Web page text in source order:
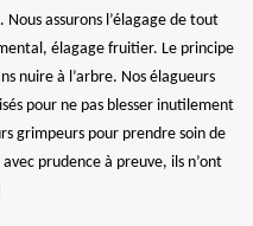
assurons l’élagage de tout
élagage fruitier. Le principe
nuire à l’arbre. Nos élagueurs
pour ne pas blesser inutilement
grimpeurs pour prendre soin de
prudence à preuve, ils n’ont